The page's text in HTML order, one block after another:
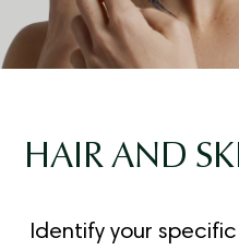
HAIR AND
Identify your